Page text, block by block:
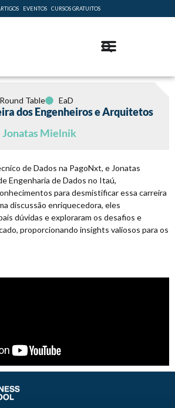
EVENTOS CURSOS GRATUITOS
Round Table EaD
dos Engenheiros e Arquitetos
Jonatas Mielnik
de Dados na PagoNxt, e Jonatas
Engenharia de Dados no Itaú,
para desmistificar essa carreira
discussão enriquecedora, eles
dúvidas e exploraram os desafios e
proporcionando insights valiosos para os